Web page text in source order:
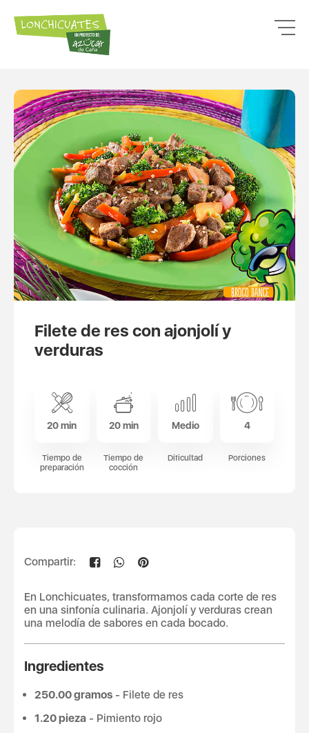
Filete de res con ajonjolí y
verduras
20 min
Tiempo de
preparación
20 min
Tiempo de
cocción
Medio
Dificultad
4
Porciones
Compartir:
En Lonchicuates, transformamos cada corte de res
en una sinfonía culinaria. Ajonjolí y verduras crean
una melodía de sabores en cada bocado.
Ingredientes
250.00 gramos - Filete de res
1.20 pieza - Pimiento rojo